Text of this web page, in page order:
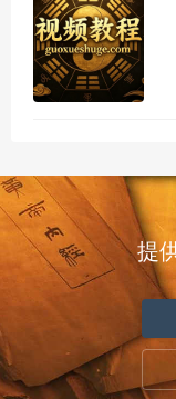
提